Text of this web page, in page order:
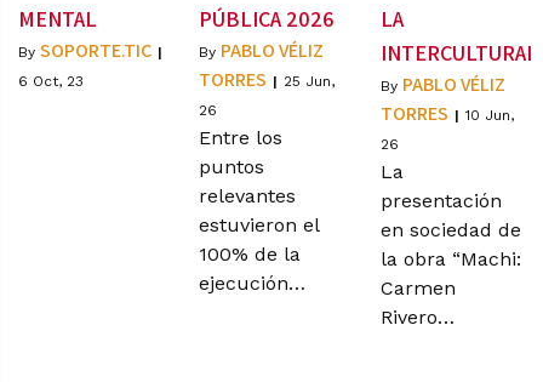
MENTAL
By SOPORTE.TIC |
6 Oct, 23
PÚBLICA 2026
By PABLO VÉLIZ
TORRES | 25 Jun,
26
Entre los
puntos
relevantes
estuvieron el
100% de la
ejecución…
LA
By PABLO VÉLIZ
TORRES | 10 Jun,
26
La
presentación
en sociedad de
la obra “Machi:
Carmen
Rivero…